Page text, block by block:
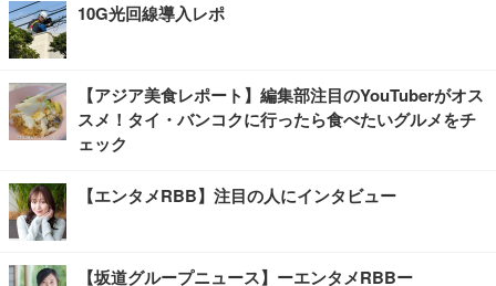
10G光回線導入レポ
【アジア美食レポート】編集部注目のYouTuberがオス
スメ！タイ・バンコクに行ったら食べたいグルメをチ
ェック
【エンタメRBB】注目の人にインタビュー
【坂道グループニュース】ーエンタメRBBー